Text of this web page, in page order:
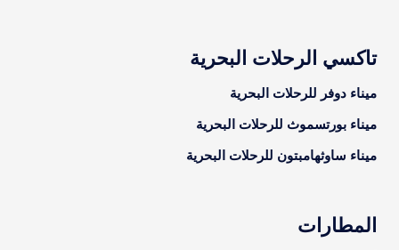
تاكسي الرحلات البحرية
ميناء دوفر للرحلات البحرية
ميناء بورتسموث للرحلات البحرية
ميناء ساوثهامبتون للرحلات البحرية
المطارات